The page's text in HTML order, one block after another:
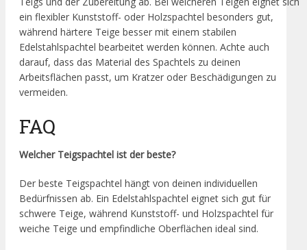
ein flexibler Kunststoff- oder Holzspachtel besonders gut,
während härtere Teige besser mit einem stabilen
Edelstahlspachtel bearbeitet werden können. Achte auch
darauf, dass das Material des Spachtels zu deinen
Arbeitsflächen passt, um Kratzer oder Beschädigungen zu
vermeiden.
FAQ
Welcher Teigspachtel ist der beste?
Der beste Teigspachtel hängt von deinen individuellen
Bedürfnissen ab. Ein Edelstahlspachtel eignet sich gut für
schwere Teige, während Kunststoff- und Holzspachtel für
weiche Teige und empfindliche Oberflächen ideal sind.